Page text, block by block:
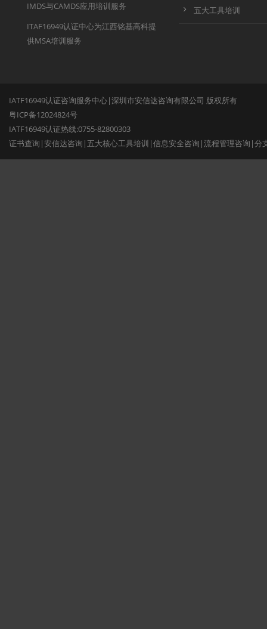
IMDS与CAMDS应用培训服务
ITAF16949认证中心为江西铭基高科提
供MSA培训服务
五大工具培训
IATF16949认证咨询服务中心|深圳市安信达咨询有限公司 版权所有
粤ICP备12024824号
IATF16949认证热线:0755-82800303
证书查询 |安信达咨询 | 五大核心工具培训 |信息安全咨询 |流程管理咨询 |分